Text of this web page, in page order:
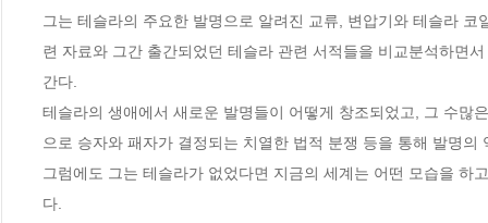
그는 테슬라의 주요한 발명으로 알려진 교류, 변압기와 테슬라
련 자료와 그간 출간되었던 테슬라 관련 서적들을 비교분석하면
간다.
테슬라의 생애에서 새로운 발명들이 어떻게 창조되었고, 그 수많
으로 승자와 패자가 결정되는 치열한 법적 분쟁 등을 통해 발명
그럼에도 그는 테슬라가 없었다면 지금의 세계는 어떤 모습을
다.